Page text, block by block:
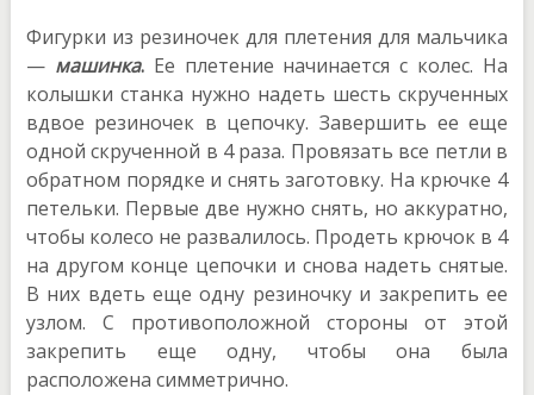
Фигурки из резиночек для плетения для мальчика
— машинка.Ее плетение начинается с колес. На
колышки станка нужно надеть шесть скрученных
вдвое резиночек в цепочку. Завершить ее еще
одной скрученной в 4 раза. Провязать все петли в
обратном порядке и снять заготовку. На крючке 4
петельки. Первые две нужно снять, но аккуратно,
чтобы колесо не развалилось. Продеть крючок в 4
на другом конце цепочки и снова надеть снятые.
В них вдеть еще одну резиночку и закрепить ее
узлом. С противоположной стороны от этой
закрепить еще одну, чтобы она была
расположена симметрично.